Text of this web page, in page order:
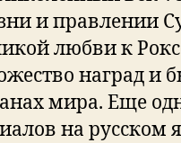
и правлении
любви к
наград и
мира. Еще
на русском